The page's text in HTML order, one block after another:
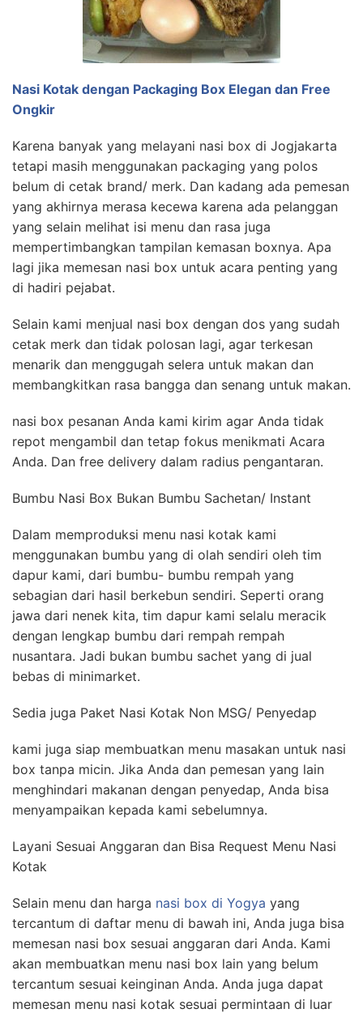
Nasi Kotak dengan Packaging Box Elegan dan Free
Ongkir
Karena banyak yang melayani nasi box di Jogjakarta
tetapi masih menggunakan packaging yang polos
belum di cetak brand/ merk. Dan kadang ada pemesan
yang akhirnya merasa kecewa karena ada pelanggan
yang selain melihat isi menu dan rasa juga
mempertimbangkan tampilan kemasan boxnya. Apa
lagi jika memesan nasi box untuk acara penting yang
di hadiri pejabat.
Selain kami menjual nasi box dengan dos yang sudah
cetak merk dan tidak polosan lagi, agar terkesan
menarik dan menggugah selera untuk makan dan
membangkitkan rasa bangga dan senang untuk makan.
nasi box pesanan Anda kami kirim agar Anda tidak
repot mengambil dan tetap fokus menikmati Acara
Anda. Dan free delivery dalam radius pengantaran.
Bumbu Nasi Box Bukan Bumbu Sachetan/ Instant
Dalam memproduksi menu nasi kotak kami
menggunakan bumbu yang di olah sendiri oleh tim
dapur kami, dari bumbu- bumbu rempah yang
sebagian dari hasil berkebun sendiri. Seperti orang
jawa dari nenek kita, tim dapur kami selalu meracik
dengan lengkap bumbu dari rempah rempah
nusantara. Jadi bukan bumbu sachet yang di jual
bebas di minimarket.
Sedia juga Paket Nasi Kotak Non MSG/ Penyedap
kami juga siap membuatkan menu masakan untuk nasi
box tanpa micin. Jika Anda dan pemesan yang lain
menghindari makanan dengan penyedap, Anda bisa
menyampaikan kepada kami sebelumnya.
Layani Sesuai Anggaran dan Bisa Request Menu Nasi
Kotak
Selain menu dan harga nasi box di Yogya yang
tercantum di daftar menu di bawah ini, Anda juga bisa
memesan nasi box sesuai anggaran dari Anda. Kami
akan membuatkan menu nasi box lain yang belum
tercantum sesuai keinginan Anda. Anda juga dapat
memesan menu nasi kotak sesuai permintaan di luar